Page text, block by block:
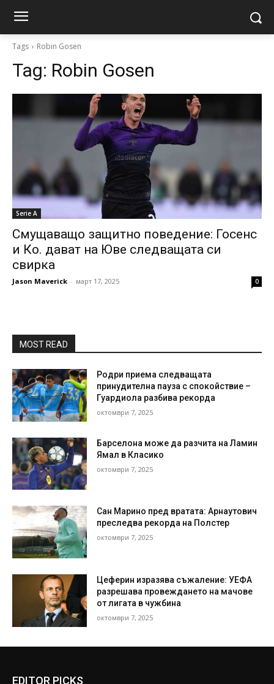
Tags Robin Gosen
Tag: Robin Gosen
Serie A
Смущаващо защитно поведение: Госенс
и Ко. дават на Юве следващата си
свирка
Jason Maverick - март 17, 2025 0
MOST READ
Родри приема следващата
принудителна пауза с спокойствие –
Гуардиола разбива рекорда
октомври 7, 2025
Барселона може да разчита на Ламин
Ямал в Класико
октомври 7, 2025
Сан Марино пред вратата: Арнаутович
преследва рекорда на Полстер
октомври 7, 2025
Цеферин изразява съжаление: УЕФА
разрешава провеждането на мачове
от лигата в чужбина
октомври 7, 2025
EDITOR PICKS